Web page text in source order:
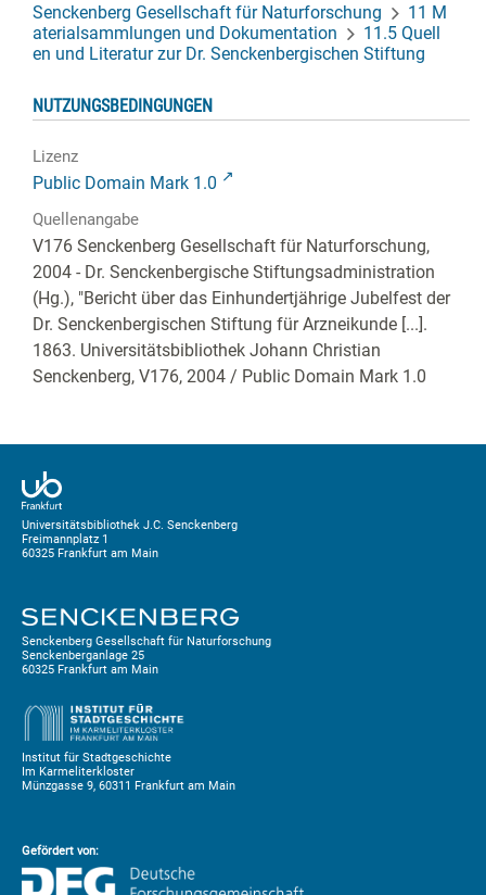
Senckenberg Gesellschaft für Naturforschung
11 M
aterialsammlungen und Dokumentation
11.5 Quell
en und Literatur zur Dr. Senckenbergischen Stiftung
NUTZUNGSBEDINGUNGEN
Lizenz
Public Domain Mark 1.0
Quellenangabe
V176 Senckenberg Gesellschaft für Naturforschung,
2004 - Dr. Senckenbergische Stiftungsadministration
(Hg.), "Bericht über das Einhundertjährige Jubelfest der
Dr. Senckenbergischen Stiftung für Arzneikunde [...].
1863. Universitätsbibliothek Johann Christian
Senckenberg, V176, 2004 / Public Domain Mark 1.0
Universitätsbibliothek J.C. Senckenberg
Freimannplatz 1
60325 Frankfurt am Main
Senckenberg Gesellschaft für Naturforschung
Senckenberganlage 25
60325 Frankfurt am Main
Institut für Stadtgeschichte
Im Karmeliterkloster
Münzgasse 9, 60311 Frankfurt am Main
Gefördert von: